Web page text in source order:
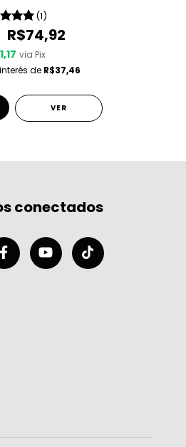
(1)
R$74,92
via Pix
de R$37,46
VER
conectados